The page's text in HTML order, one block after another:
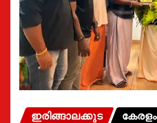
ഇരിങ്ങാലക്കുട കേരളം